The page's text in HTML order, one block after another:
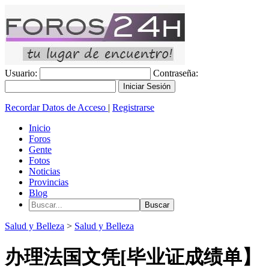
Usuario: Contraseña:
Recordar Datos de Acceso | Registrarse
Inicio
Foros
Gente
Fotos
Noticias
Provincias
Blog
Salud y Belleza > Salud y Belleza
办理法国文凭[毕业证成绩单】